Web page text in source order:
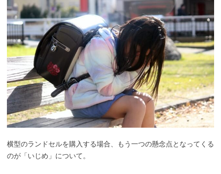
横型のランドセルを購入する場合、もう一つの懸念点となってくる
のが「いじめ」について。